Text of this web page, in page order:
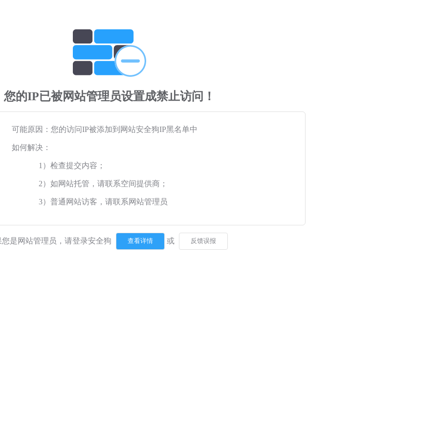
您的IP已被网站管理员设置成禁止访问！
可能原因：您的访问IP被添加到网站安全狗IP黑名单中
如何解决：
1）检查提交内容；
2）如网站托管，请联系空间提供商；
3）普通网站访客，请联系网站管理员
您是网站管理员，请登录安全狗 或